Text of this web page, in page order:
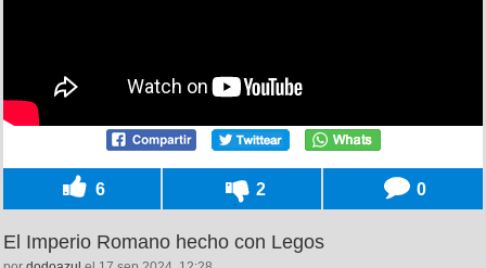
6 2 0
El Imperio Romano hecho con Legos